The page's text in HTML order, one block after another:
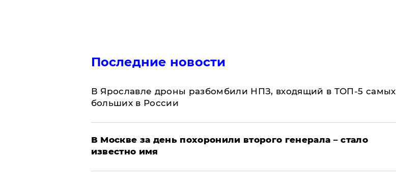
Последние новости
В Ярославле дроны разбомбили НПЗ, входящий в ТОП-5 самых
больших в России
В Москве за день похоронили второго генерала – стало
известно имя